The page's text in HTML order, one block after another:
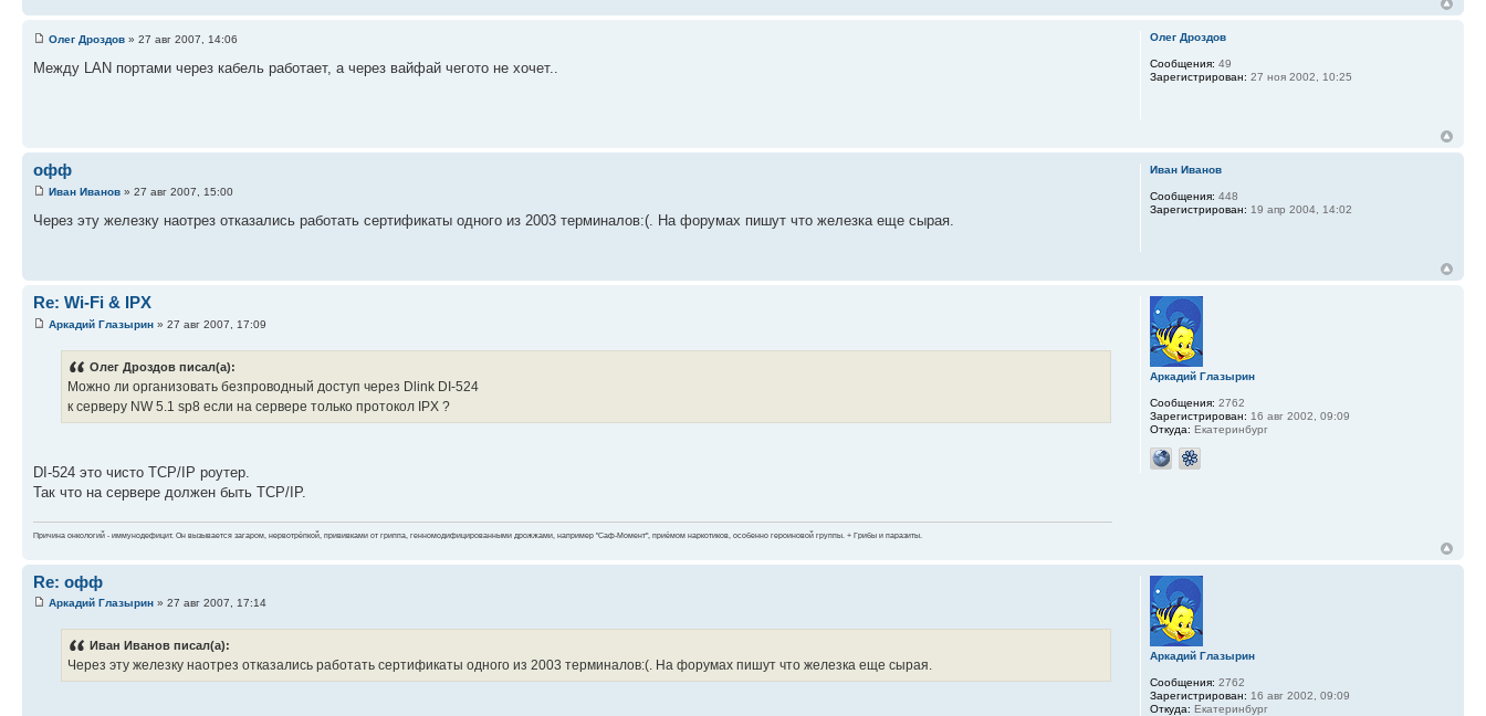
Олег Дроздов » 27 авг 2007, 14:06
Между LAN портами через кабель работает, а через вайфай чегото не хочет..
Олег Дроздов
Сообщения: 49
Зарегистрирован: 27 ноя 2002, 10:25
офф
Иван Иванов » 27 авг 2007, 15:00
Через эту железку наотрез отказались работать сертификаты одного из 2003 терминалов:(. На форумах пишут что железка еще сырая.
Иван Иванов
Сообщения: 448
Зарегистрирован: 19 апр 2004, 14:02
Re: Wi-Fi & IPX
Аркадий Глазырин » 27 авг 2007, 17:09
Олег Дроздов писал(а):
Можно ли организовать безпроводный доступ через Dlink DI-524
к серверу NW 5.1 sp8 если на сервере только протокол IPX ?
DI-524 это чисто TCP/IP роутер.
Так что на сервере должен быть TCP/IP.
Причина онкологий - иммунодефицит. Он вызывается загаром, нервотрёпкой, прививками от гриппа, генномодифицированными дрожжами, например "Саф-Момент", приёмом наркотиков, особенно героиновой группы. + Грибы и паразиты.
Аркадий Глазырин
Сообщения: 2762
Зарегистрирован: 16 авг 2002, 09:09
Откуда: Екатеринбург
Re: офф
Аркадий Глазырин » 27 авг 2007, 17:14
Иван Иванов писал(а):
Через эту железку наотрез отказались работать сертификаты одного из 2003 терминалов:(. На форумах пишут что железка еще сырая.
Аркадий Глазырин
Сообщения: 2762
Зарегистрирован: 16 авг 2002, 09:09
Откуда: Екатеринбург